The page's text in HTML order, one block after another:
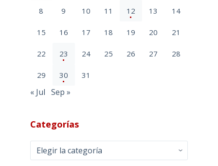
8 9 10 11 12 13 14
15 16 17 18 19 20 21
22 23 24 25 26 27 28
29 30 31
« Jul Sep »
Categorías
Categorías